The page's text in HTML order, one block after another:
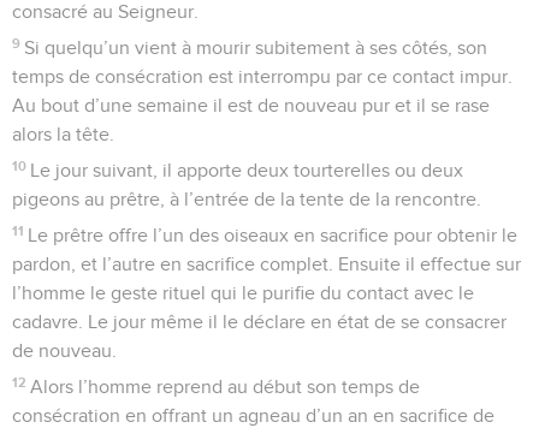
consacré au Seigneur.
9 Si quelqu’un vient à mourir subitement à ses côtés, son
temps de consécration est interrompu par ce contact impur.
Au bout d’une semaine il est de nouveau pur et il se rase
alors la tête.
10 Le jour suivant, il apporte deux tourterelles ou deux
pigeons au prêtre, à l’entrée de la tente de la rencontre.
11 Le prêtre offre l’un des oiseaux en sacrifice pour obtenir le
pardon, et l’autre en sacrifice complet. Ensuite il effectue sur
l’homme le geste rituel qui le purifie du contact avec le
cadavre. Le jour même il le déclare en état de se consacrer
de nouveau.
12 Alors l’homme reprend au début son temps de
consécration en offrant un agneau d’un an en sacrifice de